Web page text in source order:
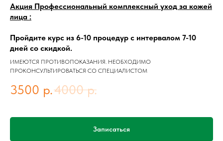
Акция Профессиональный комплексный уход за кожей
лица :
Пройдите курс из 6-10 процедур с интервалом 7-10
дней со скидкой.
ИМЕЮТСЯ ПРОТИВОПОКАЗАНИЯ. НЕОБХОДИМО
ПРОКОНСУЛЬТИРОВАТЬСЯ СО СПЕЦИАЛИСТОМ
3500 р.4000 р.
Записаться